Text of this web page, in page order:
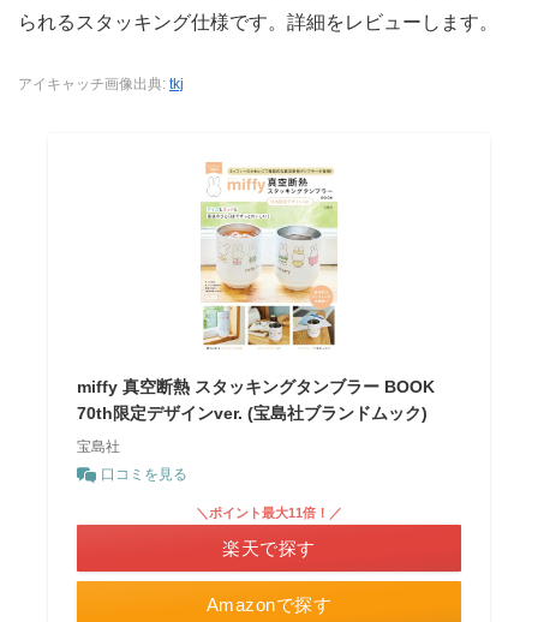
られるスタッキング仕様です。詳細をレビューします。
アイキャッチ画像出典: tkj
miffy 真空断熱 スタッキングタンブラー BOOK
70th限定デザインver. (宝島社ブランドムック)
宝島社
口コミを見る
Amazonで探す
＼ポイント最大11倍！／
楽天で探す